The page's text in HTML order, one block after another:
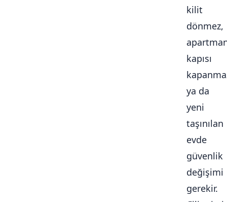
kilit
dönmez,
kapısı
ya da
yeni
taşınılan
evde
güvenlik
değişimi
gerekir.